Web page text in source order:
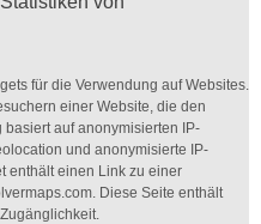
für die Verwendung auf Websites.
einer Website, die den
auf anonymisierten IP-
und anonymisierte IP-
enthält einen Link zu einer
Diese Seite enthält